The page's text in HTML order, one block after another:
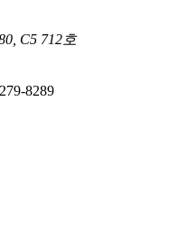
80, C5 712호
8289